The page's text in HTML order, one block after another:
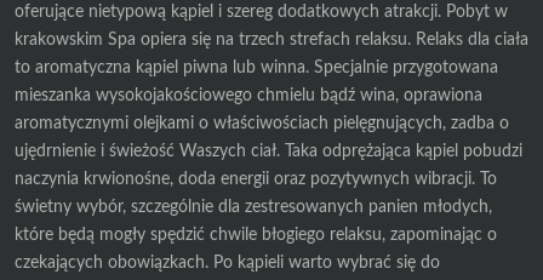
oferujące nietypową kąpiel i szereg dodatkowych atrakcji. Pobyt w
krakowskim Spa opiera się na trzech strefach relaksu. Relaks dla ciała
to aromatyczna kąpiel piwna lub winna. Specjalnie przygotowana
mieszanka wysokojakościowego chmielu bądź wina, oprawiona
aromatycznymi olejkami o właściwościach pielęgnujących, zadba o
ujędrnienie i świeżość Waszych ciał. Taka odprężająca kąpiel pobudzi
naczynia krwionośne, doda energii oraz pozytywnych wibracji. To
świetny wybór, szczególnie dla zestresowanych panien młodych,
które będą mogły spędzić chwile błogiego relaksu, zapominając o
czekających obowiązkach. Po kąpieli warto wybrać się do